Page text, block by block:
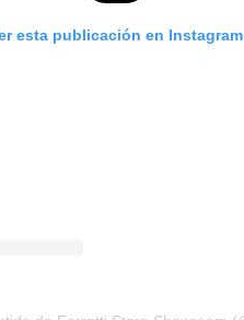
esta publicación en Instagram